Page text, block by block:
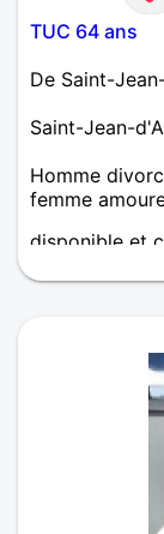
TUC 64 ans
De Saint-
Saint-Jean-
Homme
femme
disponible et